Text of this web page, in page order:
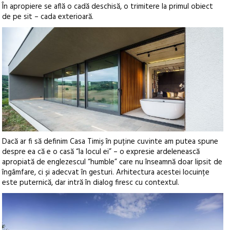
În apropiere se află o cadă deschisă, o trimitere la primul obiect
de pe sit – cada exterioară.
Dacă ar fi să definim Casa Timiș în puține cuvinte am putea spune
despre ea că e o casă “la locul ei” – o expresie ardelenească
apropiată de englezescul “humble” care nu înseamnă doar lipsit de
îngâmfare, ci și adecvat în gesturi. Arhitectura acestei locuințe
este puternică, dar intră în dialog firesc cu contextul.